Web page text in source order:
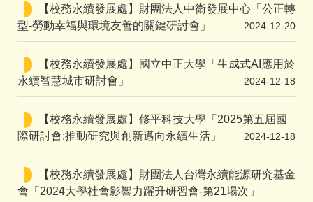
【校務永續發展處】財團法人中衛發展中心「公正轉
型-勞動幸福與環境友善的關鍵研討會」
2024-12-20
【校務永續發展處】國立中正大學「生成式AI應用於
永續智慧城市研討會」
2024-12-18
【校務永續發展處】修平科技大學「2025第五屆國
際研討會:推動研究與創新邁向永續生活」
2024-12-18
【校務永續發展處】財團法人台灣永續能源研究基金
會「2024大學社會影響力躍升研習會-第21場次」